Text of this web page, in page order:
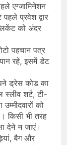
एग्जामिनेशन
प्रवेश द्वार
को अंदर
पहचान पत्र
रहे, इसमें डेट
ड्रेस कोड का
शर्ट, टी-
को
किसी भी तरह
देने न जाएं।
बैग और